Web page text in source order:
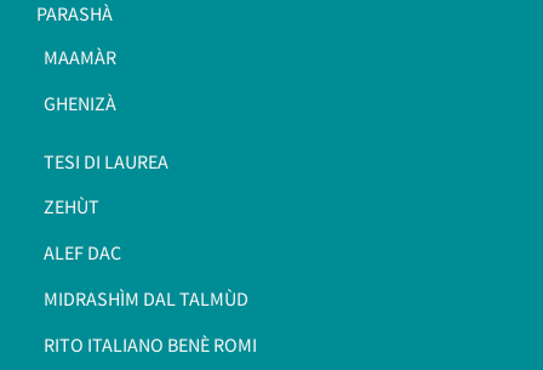
PARASHÀ
MAAMÀR
GHENIZÀ
TESI DI LAUREA
ZEHÙT
ALEF DAC
MIDRASHÌM DAL TALMÙD
RITO ITALIANO BENÈ ROMI​